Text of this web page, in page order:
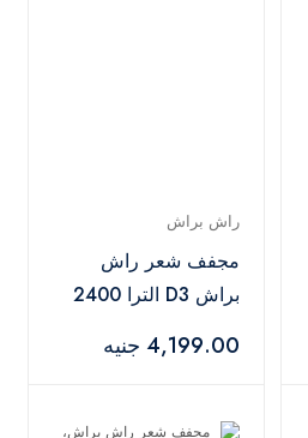
راش براش
مجفف شعر راش
براش D3 الترا 2400
للحرارة - D3 Ultra
4,199.00 جنيه